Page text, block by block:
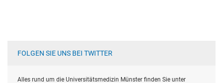
FOLGEN SIE UNS BEI TWITTER
Alles rund um die Universitätsmedizin Münster finden Sie unter